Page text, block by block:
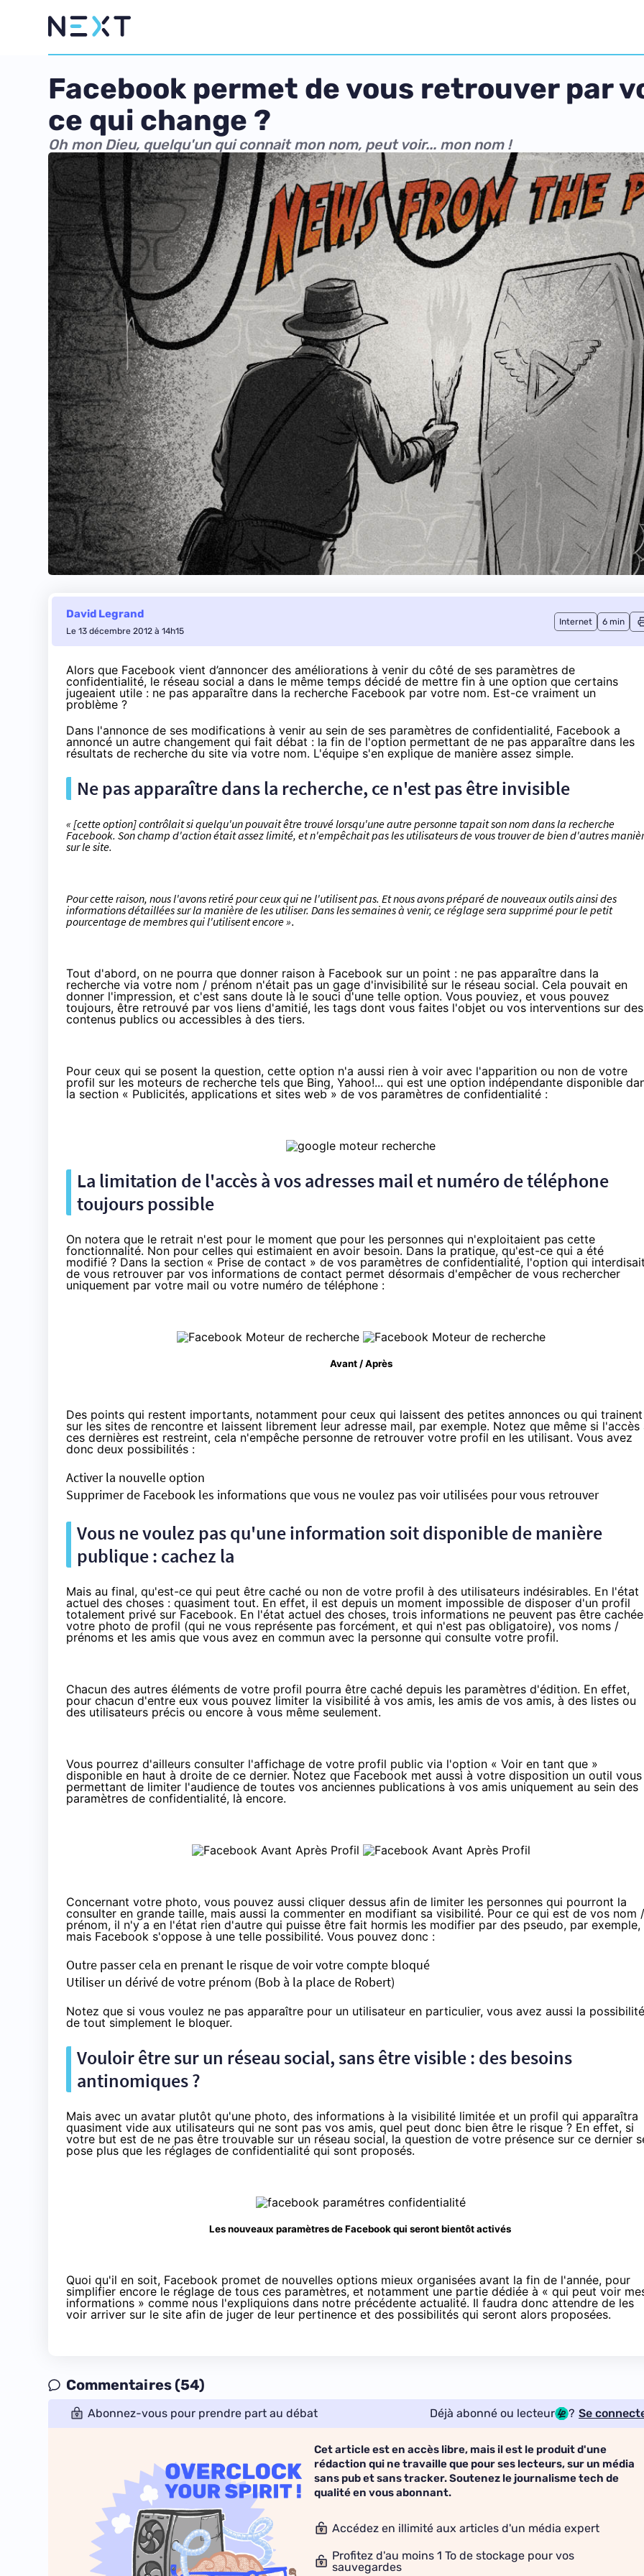
Facebook permet de vous retrouver par
ce qui change ?
Oh mon Dieu, quelqu'un qui connait mon nom, peut voir... mon nom !
David Legrand
Le 13 décembre 2012 à 14h15
Internet 6 min
Alors que Facebook vient d’annoncer des améliorations à venir du côté de ses paramètres de
confidentialité, le réseau social a dans le même temps décidé de mettre fin à une option que certains
jugeaient utile : ne pas apparaître dans la recherche Facebook par votre nom. Est-ce vraiment un
problème ?
Dans l'annonce de ses modifications à venir au sein de ses paramètres de confidentialité, Facebook a
annoncé un autre changement qui fait débat : la fin de l'option permettant de ne pas apparaître dans les
résultats de recherche du site via votre nom. L'équipe s'en explique de manière assez simple.
Ne pas apparaître dans la recherche, ce n'est pas être invisible
« [cette option] contrôlait si quelqu'un pouvait être trouvé lorsqu'une autre personne tapait son nom dans la recherche
Facebook. Son champ d'action était assez limité, et n'empêchait pas les utilisateurs de vous trouver de bien d'autres
sur le site.
Pour cette raison, nous l'avons retiré pour ceux qui ne l'utilisent pas. Et nous avons préparé de nouveaux outils ainsi des
informations détaillées sur la manière de les utiliser. Dans les semaines à venir, ce réglage sera supprimé pour le petit
pourcentage de membres qui l'utilisent encore ».
Tout d'abord, on ne pourra que donner raison à Facebook sur un point : ne pas apparaître dans la
recherche via votre nom / prénom n'était pas un gage d'invisibilité sur le réseau social. Cela pouvait en
donner l'impression, et c'est sans doute là le souci d'une telle option. Vous pouviez, et vous pouvez
toujours, être retrouvé par vos liens d'amitié, les tags dont vous faites l'objet ou vos interventions sur des
contenus publics ou accessibles à des tiers.
Pour ceux qui se posent la question, cette option n'a aussi rien à voir avec l'apparition ou non de votre
profil sur les moteurs de recherche tels que Bing, Yahoo!... qui est une option indépendante disponible
la section « Publicités, applications et sites web » de vos paramètres de confidentialité :
La limitation de l'accès à vos adresses mail et numéro de téléphone
toujours possible
On notera que le retrait n'est pour le moment que pour les personnes qui n'exploitaient pas cette
fonctionnalité. Non pour celles qui estimaient en avoir besoin. Dans la pratique, qu'est-ce qui a été
modifié ? Dans la section « Prise de contact » de vos paramètres de confidentialité, l'option qui
de vous retrouver par vos informations de contact permet désormais d'empêcher de vous rechercher
uniquement par votre mail ou votre numéro de téléphone :
Avant / Après
Des points qui restent importants, notamment pour ceux qui laissent des petites annonces ou qui trainent
sur les sites de rencontre et laissent librement leur adresse mail, par exemple. Notez que même si l'accès
ces dernières est restreint, cela n'empêche personne de retrouver votre profil en les utilisant. Vous avez
donc deux possibilités :
Activer la nouvelle option
Supprimer de Facebook les informations que vous ne voulez pas voir utilisées pour vous retrouver
Vous ne voulez pas qu'une information soit disponible de manière
publique : cachez la
Mais au final, qu'est-ce qui peut être caché ou non de votre profil à des utilisateurs indésirables. En l'état
actuel des choses : quasiment tout. En effet, il est depuis un moment impossible de disposer d'un profil
totalement privé sur Facebook. En l'état actuel des choses, trois informations ne peuvent pas être
votre photo de profil (qui ne vous représente pas forcément, et qui n'est pas obligatoire), vos noms /
prénoms et les amis que vous avez en commun avec la personne qui consulte votre profil.
Chacun des autres éléments de votre profil pourra être caché depuis les paramètres d'édition. En effet,
pour chacun d'entre eux vous pouvez limiter la visibilité à vos amis, les amis de vos amis, à des listes ou
des utilisateurs précis ou encore à vous même seulement.
Vous pourrez d'ailleurs consulter l'affichage de votre profil public via l'option « Voir en tant que »
disponible en haut à droite de ce dernier. Notez que Facebook met aussi à votre disposition un outil vous
permettant de limiter l'audience de toutes vos anciennes publications à vos amis uniquement au sein des
paramètres de confidentialité, là encore.
Concernant votre photo, vous pouvez aussi cliquer dessus afin de limiter les personnes qui pourront la
consulter en grande taille, mais aussi la commenter en modifiant sa visibilité. Pour ce qui est de vos nom /
prénom, il n'y a en l'état rien d'autre qui puisse être fait hormis les modifier par des pseudo, par exemple,
mais Facebook s'oppose à une telle possibilité. Vous pouvez donc :
Outre passer cela en prenant le risque de voir votre compte bloqué
Utiliser un dérivé de votre prénom (Bob à la place de Robert)
Notez que si vous voulez ne pas apparaître pour un utilisateur en particulier, vous avez aussi la possibilité
de tout simplement le bloquer.
Vouloir être sur un réseau social, sans être visible : des besoins
antinomiques ?
Mais avec un avatar plutôt qu'une photo, des informations à la visibilité limitée et un profil qui apparaîtra
quasiment vide aux utilisateurs qui ne sont pas vos amis, quel peut donc bien être le risque ? En effet, si
votre but est de ne pas être trouvable sur un réseau social, la question de votre présence sur ce dernier
pose plus que les réglages de confidentialité qui sont proposés.
Les nouveaux paramètres de Facebook qui seront bientôt activés
Quoi qu'il en soit, Facebook promet de nouvelles options mieux organisées avant la fin de l'année, pour
simplifier encore le réglage de tous ces paramètres, et notamment une partie dédiée à « qui peut voir
informations » comme nous l'expliquions dans notre précédente actualité. Il faudra donc attendre de les
voir arriver sur le site afin de juger de leur pertinence et des possibilités qui seront alors proposées.
Commentaires (54)
Abonnez-vous pour prendre part au débat Déjà abonné ou lecteur ? Se
Cet article est en accès libre, mais il est le produit d'une
rédaction qui ne travaille que pour ses lecteurs, sur un média
sans pub et sans tracker. Soutenez le journalisme tech de
qualité en vous abonnant.
Accédez en illimité aux articles d'un média expert
Profitez d'au moins 1 To de stockage pour vos
sauvegardes